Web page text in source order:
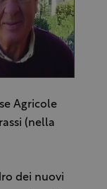
Agricole
(nella
dei nuovi